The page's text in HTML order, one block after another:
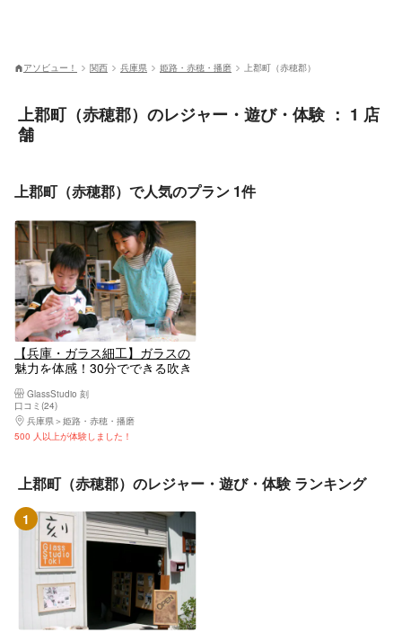
アソビュー！ 関西 兵庫県 姫路・赤穂・播磨 上郡町（赤穂郡）
上郡町（赤穂郡）のレジャー・遊び・体験 ： 1 店
舗
上郡町（赤穂郡）で人気のプラン 1件
【兵庫・ガラス細工】ガラスの
魅力を体感！30分でできる吹き
GlassStudio 刻
口コミ(24)
兵庫県
姫路・赤穂・播磨
500 人以上が体験しました！
上郡町（赤穂郡）のレジャー・遊び・体験 ランキング
1